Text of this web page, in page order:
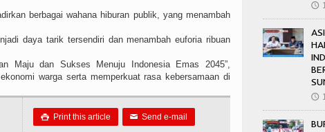
berbagai wahana hiburan publik, yang menambah
daya tarik tersendiri dan menambah euforia ribuan
Maju dan Sukses Menuju Indonesia Emas 2045”,
warga serta memperkuat rasa kebersamaan di
 Print this article ✉ Send e-mail
🕔
🕔